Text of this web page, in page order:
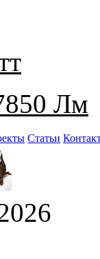
Лм
Статьи